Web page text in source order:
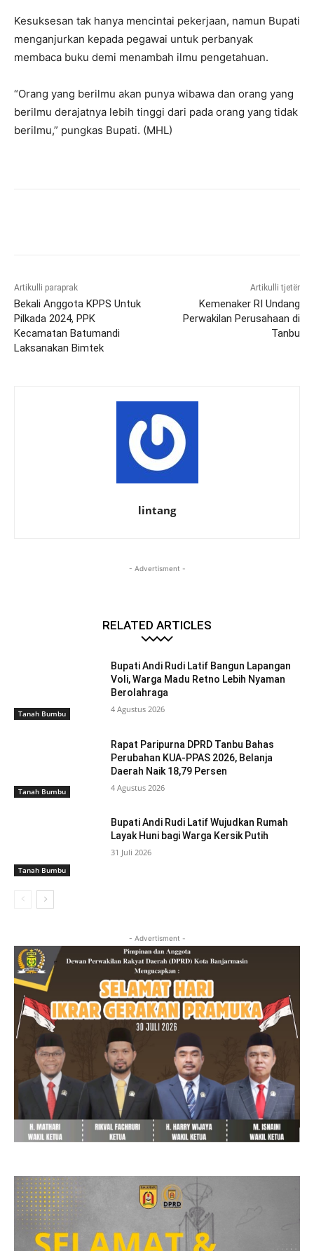
Kesuksesan tak hanya mencintai pekerjaan, namun Bupati
menganjurkan kepada pegawai untuk perbanyak
membaca buku demi menambah ilmu pengetahuan.
“Orang yang berilmu akan punya wibawa dan orang yang
berilmu derajatnya lebih tinggi dari pada orang yang tidak
berilmu,” pungkas Bupati. (MHL)
Artikulli paraprak
Bekali Anggota KPPS Untuk
Pilkada 2024, PPK
Kecamatan Batumandi
Laksanakan Bimtek
Artikulli tjetër
Kemenaker RI Undang
Perwakilan Perusahaan di
Tanbu
lintang
- Advertisment -
RELATED ARTICLES
Tanah Bumbu
Bupati Andi Rudi Latif Bangun Lapangan
Voli, Warga Madu Retno Lebih Nyaman
Berolahraga
4 Agustus 2026
Tanah Bumbu
Rapat Paripurna DPRD Tanbu Bahas
Perubahan KUA-PPAS 2026, Belanja
Daerah Naik 18,79 Persen
4 Agustus 2026
Tanah Bumbu
Bupati Andi Rudi Latif Wujudkan Rumah
Layak Huni bagi Warga Kersik Putih
31 Juli 2026
- Advertisment -